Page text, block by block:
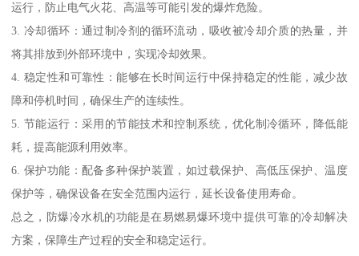
运行，防止电气火花、高温等可能引发的爆炸危险。
3. 冷却循环：通过制冷剂的循环流动，吸收被冷却介质的热量，并
将其排放到外部环境中，实现冷却效果。
4. 稳定性和可靠性：能够在长时间运行中保持稳定的性能，减少故
障和停机时间，确保生产的连续性。
5. 节能运行：采用的节能技术和控制系统，优化制冷循环，降低能
耗，提高能源利用效率。
6. 保护功能：配备多种保护装置，如过载保护、高低压保护、温度
保护等，确保设备在安全范围内运行，延长设备使用寿命。
总之，防爆冷水机的功能是在易燃易爆环境中提供可靠的冷却解决
方案，保障生产过程的安全和稳定运行。